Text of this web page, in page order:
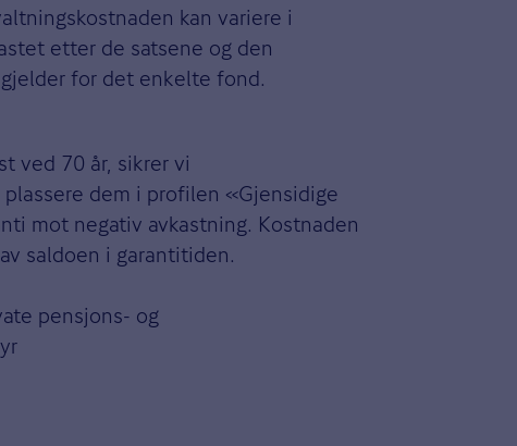
kan variere i
etter de satsene og den
for det enkelte fond.
ved 70 år, sikrer vi
dem i profilen «Gjensidige
mot negativ avkastning. Kostnaden
saldoen i garantitiden.
pensjons- og